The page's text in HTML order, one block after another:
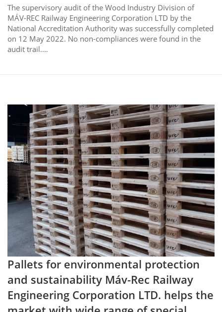
The supervisory audit of the Wood Industry Division of
MÁV-REC Railway Engineering Corporation LTD by the
National Accreditation Authority was successfully completed
on 12 May 2022. No non-compliances were found in the
audit trail.…
Pallets for environmental protection
and sustainability Máv-Rec Railway
Engineering Corporation LTD. helps the